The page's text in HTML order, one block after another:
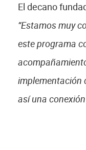
El decano
“Estamos muy
este programa
implementación
así una